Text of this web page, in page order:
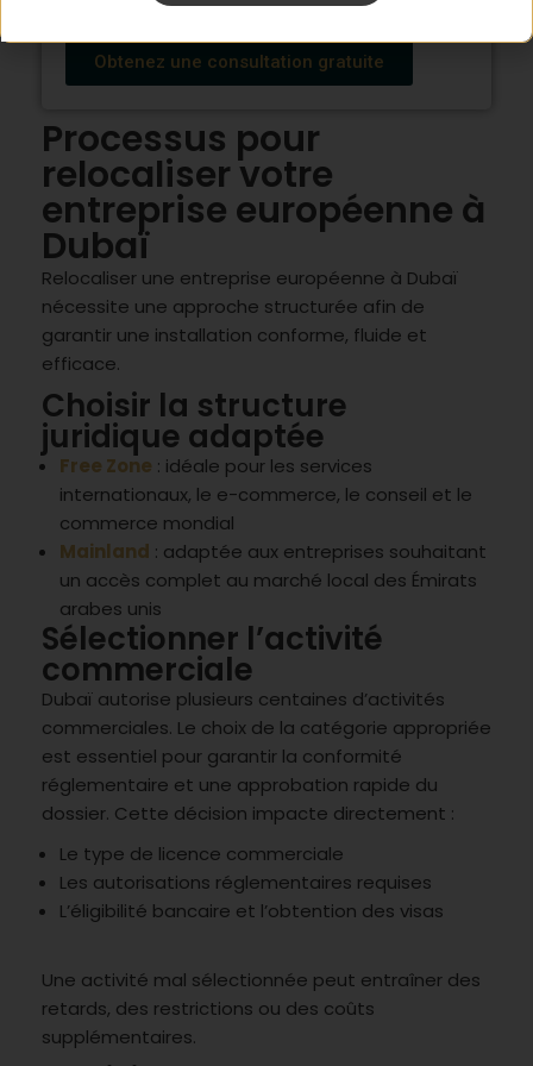
démarches fiscales et administratives.
Obtenez une consultation gratuite
Processus pour
relocaliser votre
entreprise européenne à
Dubaï
Relocaliser une entreprise européenne à Dubaï
nécessite une approche structurée afin de
garantir une installation conforme, fluide et
efficace.
Choisir la structure
juridique adaptée
Free Zone : idéale pour les services
internationaux, le e-commerce, le conseil et le
commerce mondial
Mainland : adaptée aux entreprises souhaitant
un accès complet au marché local des Émirats
arabes unis
Sélectionner l’activité
commerciale
Dubaï autorise plusieurs centaines d’activités
commerciales. Le choix de la catégorie appropriée
est essentiel pour garantir la conformité
réglementaire et une approbation rapide du
dossier. Cette décision impacte directement :
Le type de licence commerciale
Les autorisations réglementaires requises
L’éligibilité bancaire et l’obtention des visas
Une activité mal sélectionnée peut entraîner des
retards, des restrictions ou des coûts
supplémentaires.